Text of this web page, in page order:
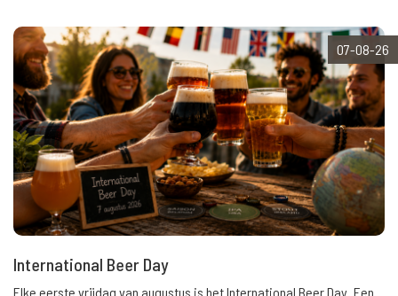
07-08-26
International Beer Day
Elke eerste vrijdag van augustus is het International Beer Day. Een